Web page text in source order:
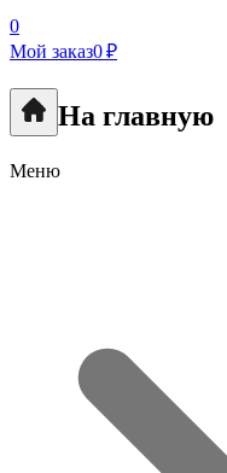
0
Мой заказ0 ₽
На главную
Меню